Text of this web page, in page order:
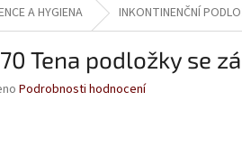
A HYGIENA INKONTINENČNÍ
Tena podložky se
Podrobnosti hodnocení